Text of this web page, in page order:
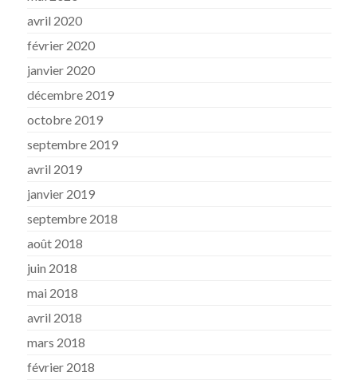
avril 2020
février 2020
janvier 2020
décembre 2019
octobre 2019
septembre 2019
avril 2019
janvier 2019
septembre 2018
août 2018
juin 2018
mai 2018
avril 2018
mars 2018
février 2018